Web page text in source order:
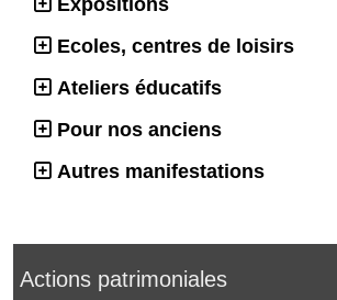
Expositions
Ecoles, centres de loisirs
Ateliers éducatifs
Pour nos anciens
Autres manifestations
Actions patrimoniales